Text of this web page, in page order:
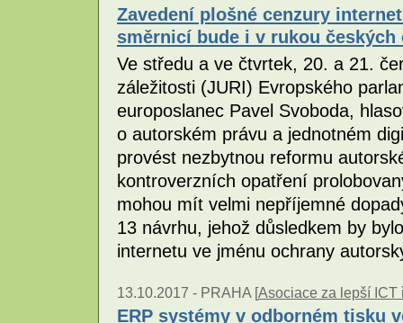
Zavedení plošné cenzury
směrnicí bude i v rukou českých
Ve středu a ve čtvrtek, 20. a 21.
záležitosti (JURI) Evropského
europoslanec Pavel Svoboda,
o autorském právu a jednotném
provést nezbytnou reformu
kontroverzních opatření
mohou mít velmi nepříjemné
13 návrhu, jehož důsledkem by
internetu ve jménu ochrany
13.10.2017 - PRAHA [Asociace za lepší ICT
ERP systémy v odborném tisku